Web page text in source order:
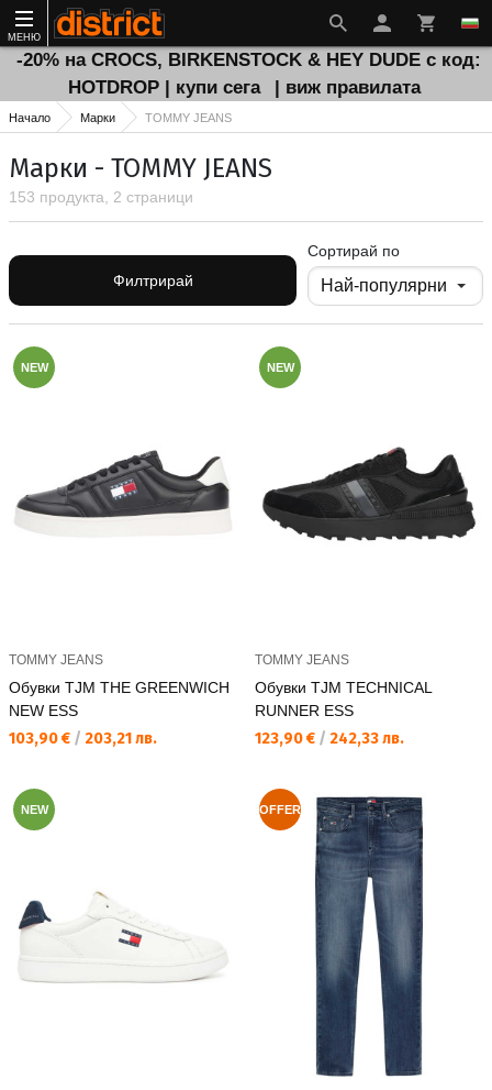
МЕНЮ
-20% на CROCS, BIRKENSTOCK & HEY DUDE с код:
HOTDROP | купи сега
| виж правилата
Начало Марки TOMMY JEANS
Марки - TOMMY JEANS
153 продукта, 2 страници
Филтрирай
Сортирай по
NEW
TOMMY JEANS
Обувки TJM THE GREENWICH
NEW ESS
Текуща цена:
103,90 € / 203,21 лв.
NEW
TOMMY JEANS
Обувки TJM TECHNICAL
RUNNER ESS
Текуща цена:
123,90 € / 242,33 лв.
NEW OFFER